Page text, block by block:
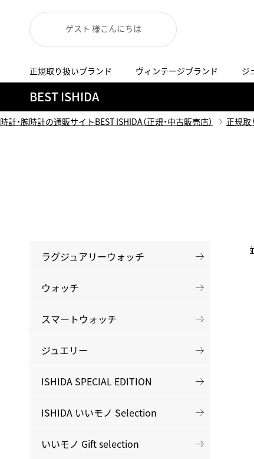
ゲスト 様こんにちは
正規取り扱いブランド
A B
アテッサ
ヴィンテージブランド
BEST VINTAGEについて
ジ
正規取り扱いブラ
ISHIDA新宿
ニュースリリース
査定お申込み
YOUTUBE
BEST ISHIDA
時計・腕時計の通販サイトBEST ISHIDA（正規・中古販売店） 正規取
ラグジュアリーウォッチ
ウォッチ
スマートウォッチ
ジュエリー
ISHIDA SPECIAL EDITION
ISHIDA いいモノ Selection
いいモノ Gift selection